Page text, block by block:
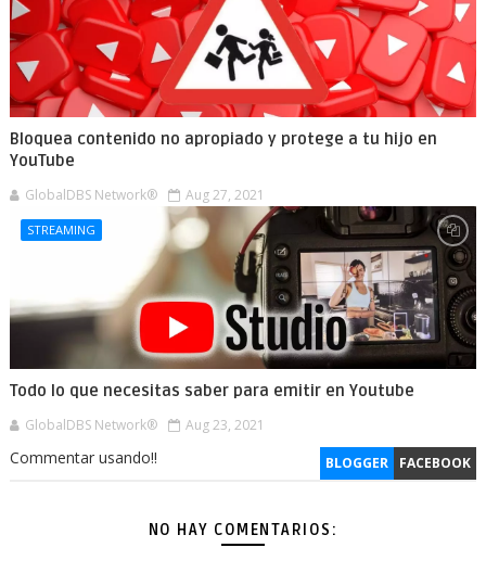
Bloquea contenido no apropiado y protege a tu hijo en
YouTube
GlobalDBS Network® Aug 27, 2021
STREAMING
Todo lo que necesitas saber para emitir en Youtube
GlobalDBS Network® Aug 23, 2021
BLOGGER FACEBOOK
Commentar usando!!
NO HAY COMENTARIOS: